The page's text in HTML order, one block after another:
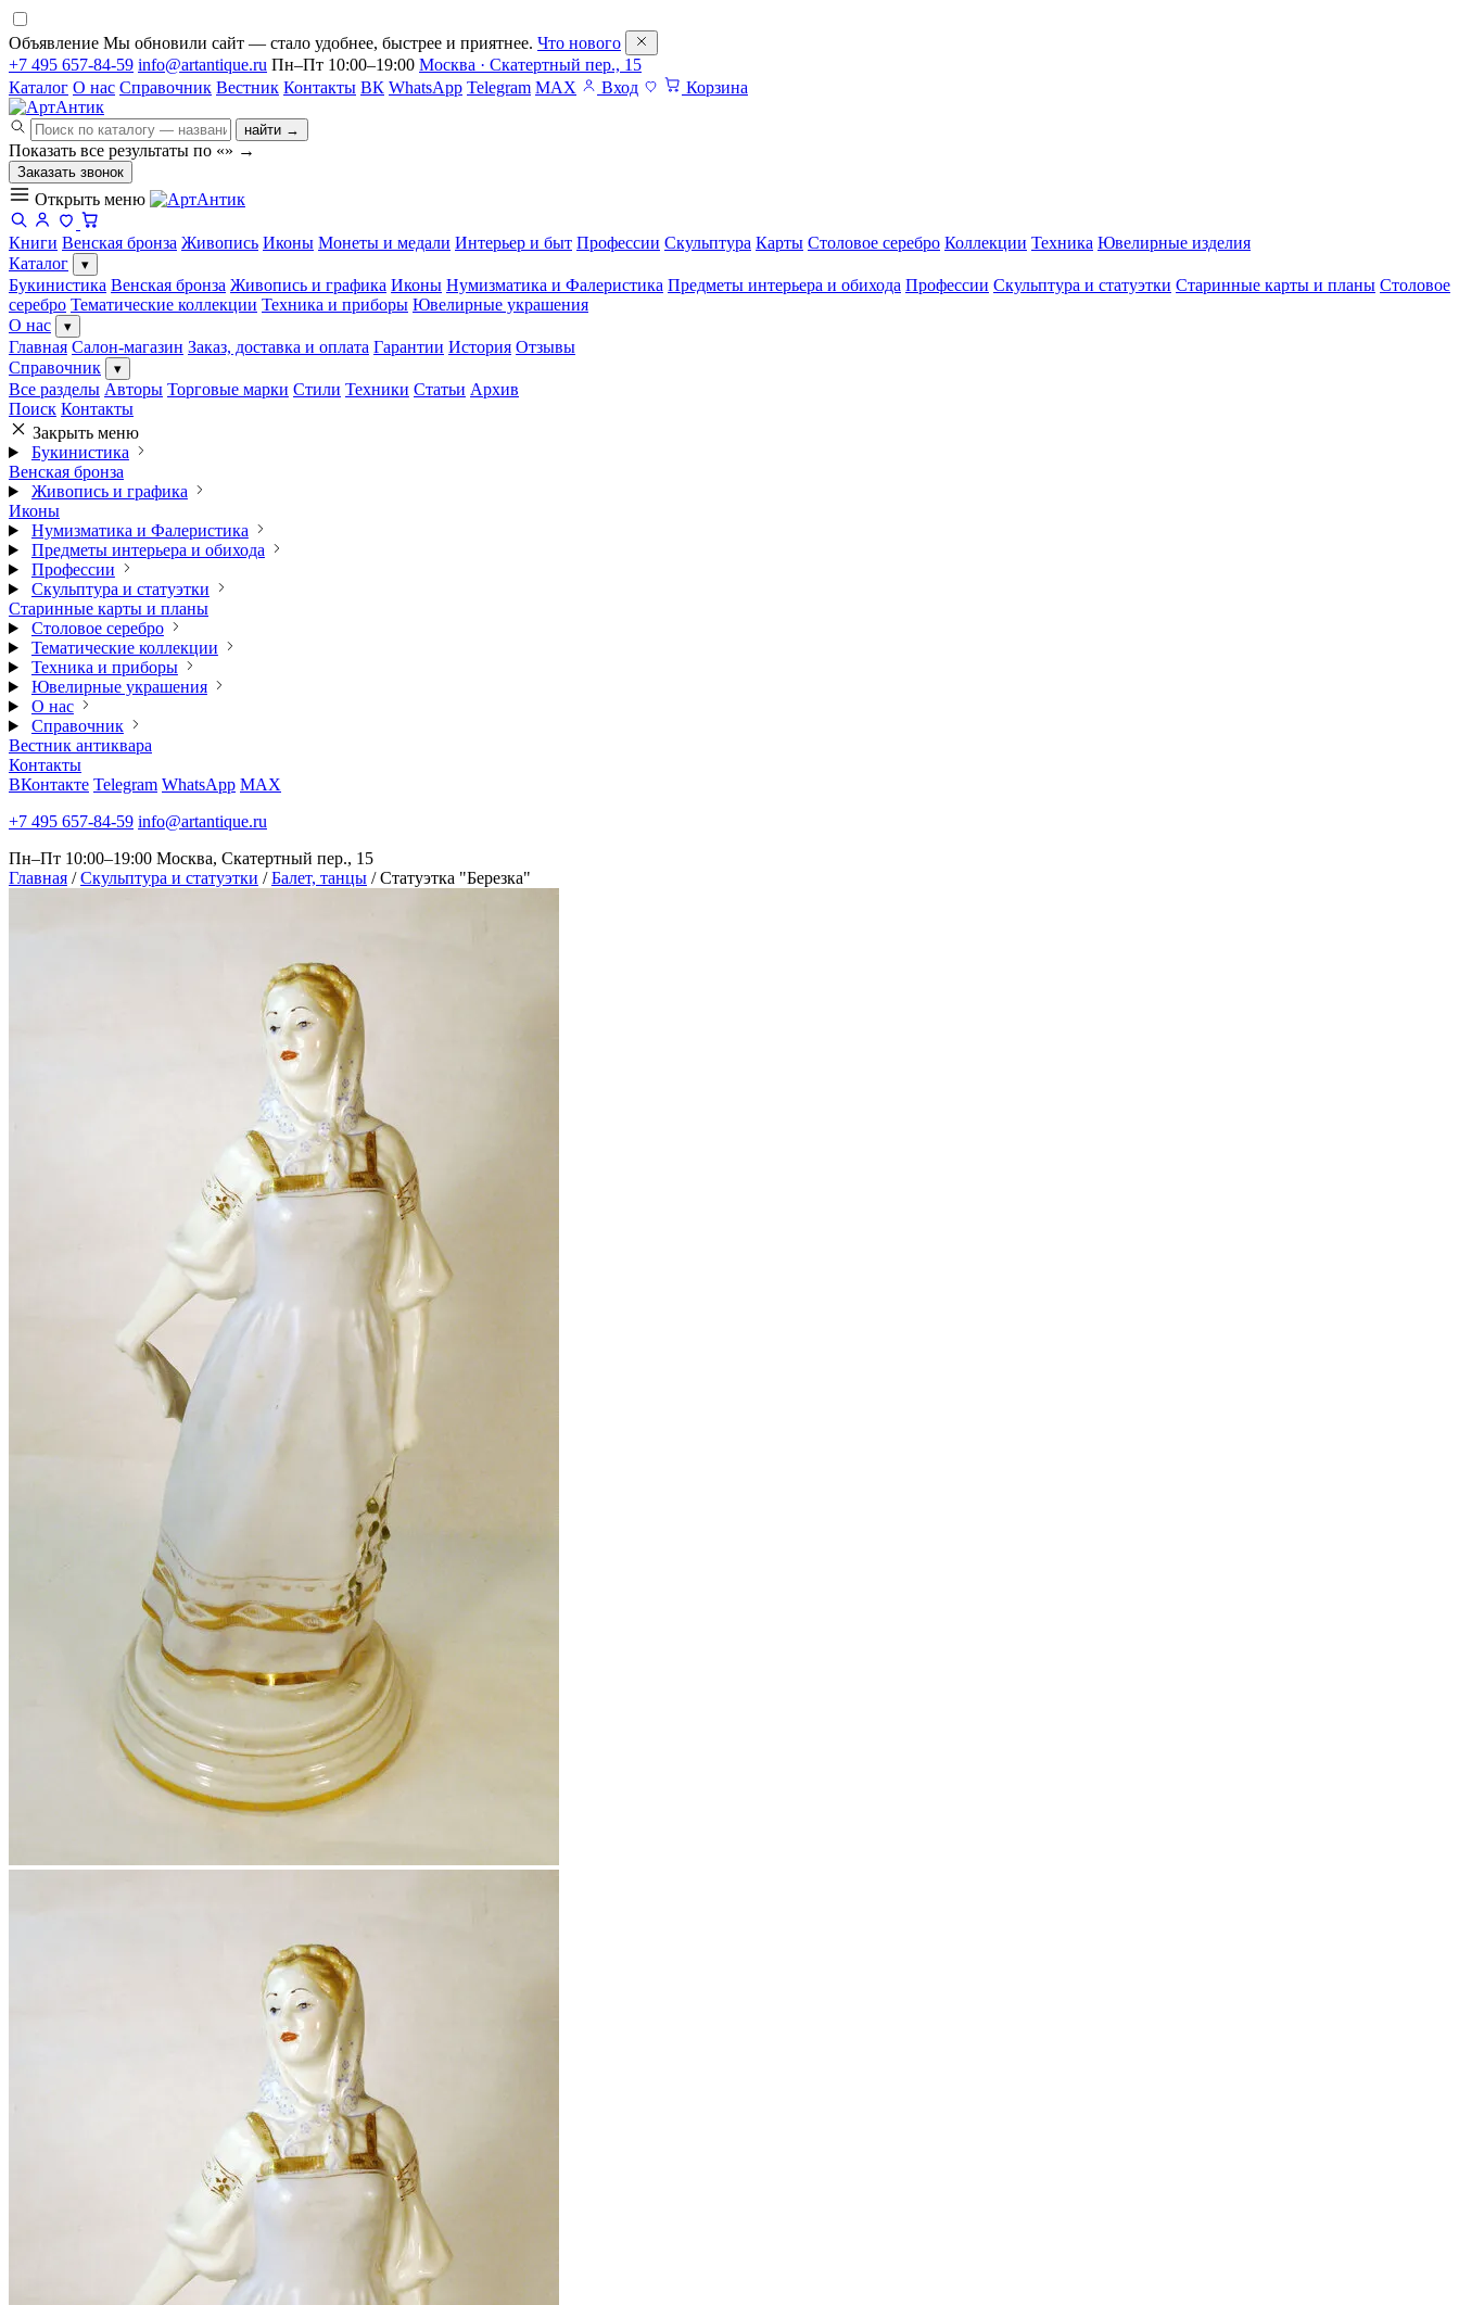
Объявление Мы обновили сайт — стало удобнее, быстрее и приятнее. Что нового
+7 495 657-84-59 info@artantique.ru Пн–Пт 10:00–19:00 Москва · Скатертный пер., 15
Каталог О нас Справочник Вестник Контакты ВК WhatsApp Telegram MAX Вход Корзина
найти →
Показать все результаты по «» →
Заказать звонок
Открыть меню
Книги Венская бронза Живопись Иконы Монеты и медали Интерьер и быт Профессии Скульптура Карты Столовое серебро Коллекции Техника Ювелирные изделия
Каталог
▾
Букинистика Венская бронза Живопись и графика Иконы Нумизматика и Фалеристика Предметы интерьера и обихода Профессии Скульптура и статуэтки Старинные карты и планы Столовое
серебро Тематические коллекции Техника и приборы Ювелирные украшения
О нас
▾
Главная Салон-магазин Заказ, доставка и оплата Гарантии История Отзывы
Справочник
▾
Все разделы Авторы Торговые марки Стили Техники Статьи Архив
Поиск Контакты
Закрыть меню
Букинистика
Венская бронза
Живопись и графика
Иконы
Нумизматика и Фалеристика
Предметы интерьера и обихода
Профессии
Скульптура и статуэтки
Старинные карты и планы
Столовое серебро
Тематические коллекции
Техника и приборы
Ювелирные украшения
О нас
Справочник
Вестник антиквара
Контакты
ВКонтакте Telegram WhatsApp MAX
+7 495 657-84-59 info@artantique.ru
Пн–Пт 10:00–19:00 Москва, Скатертный пер., 15
Главная / Скульптура и статуэтки / Балет, танцы / Статуэтка "Березка"